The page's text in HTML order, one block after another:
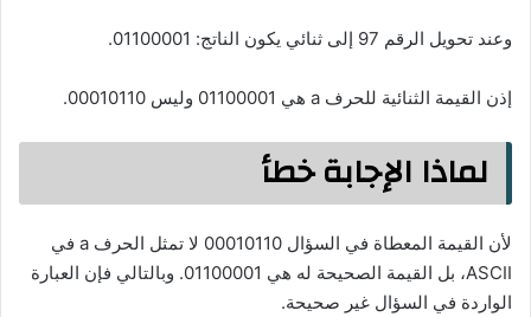
وعند تحويل الرقم 97 إلى ثنائي يكون الناتج: 01100001.
إذن القيمة الثنائية للحرف a هي 01100001 وليس 00010110.
لماذا الإجابة خطأ
لأن القيمة المعطاة في السؤال 00010110 لا تمثل الحرف a في
ASCII، بل القيمة الصحيحة له هي 01100001. وبالتالي فإن العبارة
الواردة في السؤال غير صحيحة.